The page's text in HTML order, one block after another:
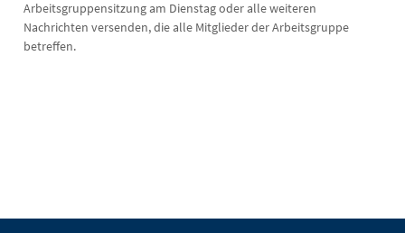
Arbeitsgruppensitzung am Dienstag oder alle weiteren
Nachrichten versenden, die alle Mitglieder der Arbeitsgruppe
betreffen.